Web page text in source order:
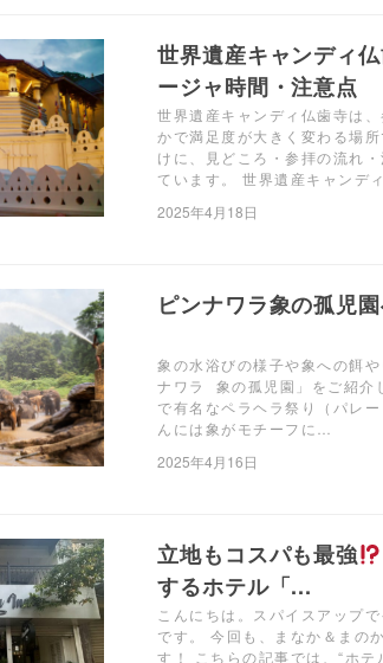
世界遺産キャンディ
ージャ時間・注意点
世界遺産キャンディ仏歯寺は
かで満足度が大きく変わる場
けに、見どころ・参拝の流れ
ています。 世界遺産キャンデ
2025年4月18日
ピンナワラ象の孤児
象の水浴びの様子や象への餌
ナワラ 象の孤児園」をご紹介
で有名なペラヘラ祭り（パレ
んには象がモチーフに…
2025年4月16日
立地もコスパも最強
するホテル「...
こんにちは。スパイスアップ
です。 今回も、まなか＆まの
す！ こちらの記事では、“ホ